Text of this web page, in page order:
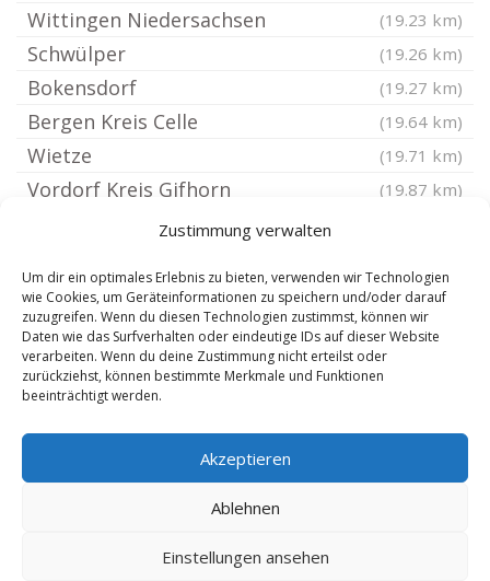
Zustimmung verwalten
Um dir ein optimales Erlebnis zu bieten, verwenden wir Technologien
wie Cookies, um Geräteinformationen zu speichern und/oder darauf
zuzugreifen. Wenn du diesen Technologien zustimmst, können wir
Daten wie das Surfverhalten oder eindeutige IDs auf dieser Website
verarbeiten. Wenn du deine Zustimmung nicht erteilst oder
zurückziehst, können bestimmte Merkmale und Funktionen
beeinträchtigt werden.
Akzeptieren
Ablehnen
Einstellungen ansehen
Wittingen Niedersachsen (19.23 km)
Schwülper (19.26 km)
Bokensdorf (19.27 km)
Bergen Kreis Celle (19.64 km)
Wietze (19.71 km)
Vordorf Kreis Gifhorn (19.87 km)
Weyhausen Kreis Gifhorn (20.35 km)
Faßberg (20.35 km)
Lüder (20.65 km)
Suderburg
Peine
Wolfsburg Kästorf
Copyright 2025 by besitogo.com - Steuergestaltung - Steueroptimierung